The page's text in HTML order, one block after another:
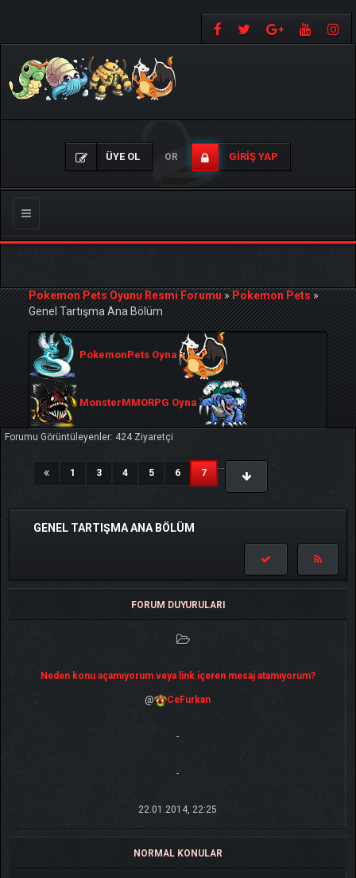
ÜYE OL OR GIRIŞ YAP
Gezinmeyi
Değiştir
Pokemon Pets Oyunu Resmi Forumu»Pokemon Pets»
Genel Tartışma Ana Bölüm
PokemonPets Oyna
MonsterMMORPG Oyna
Forumu Görüntüleyenler: 424 Ziyaretçi
1
...
3 4 5 6 7(current)
GENEL TARTIŞMA ANA BÖLÜM
FORUM DUYURULARI
Neden konu açamıyorum veya link içeren mesaj atamıyorum?
@ CeFurkan
-
-
22.01.2014, 22:25
NORMAL KONULAR